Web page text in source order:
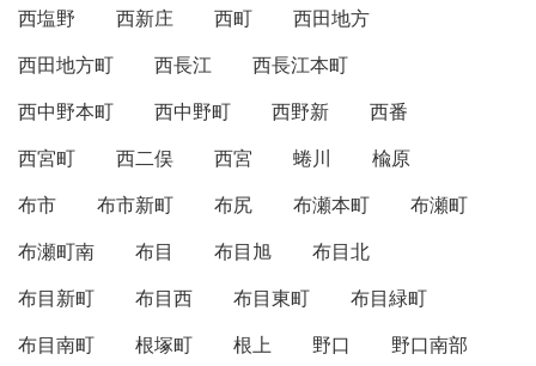
西塩野
西新庄 西町
西田地方
西田地方町
西長江
西長江本町
西中野本町
西中野町 西野新
西番
西宮町
西二俣 西宮 蜷川
楡原
布市
布市新町 布尻 布瀬本町
布瀬町
布瀬町南
布目 布目旭
布目北
布目新町
布目西 布目東町
布目緑町
布目南町
根塚町 根上 野口
野口南部